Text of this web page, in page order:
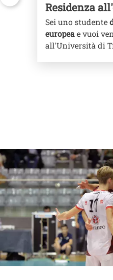
Residenza
Sei uno studente
europeae vuoi
all'Università di